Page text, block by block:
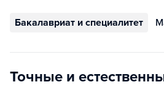
Бакалавриат и специалитет
Точные и